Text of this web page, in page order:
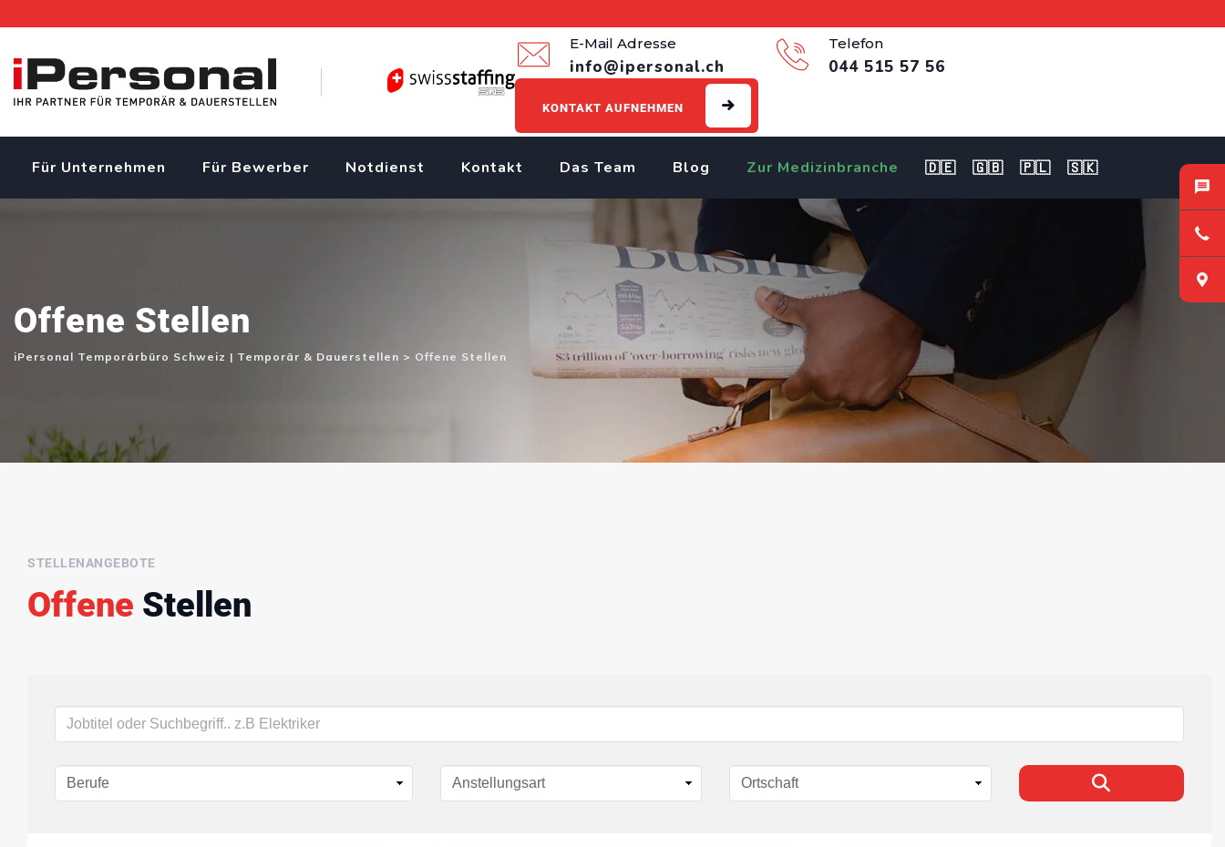
E-Mail Adresse
info@ipersonal.ch
Telefon
044 515 57 56
KONTAKT AUFNEHMEN
Für Unternehmen Für Bewerber Notdienst Kontakt Das Team Blog Zur Medizinbranche 🇩🇪 🇬🇧 🇵🇱 🇸🇰
Offene Stellen
iPersonal Temporärbüro Schweiz | Temporär & Dauerstellen > Offene Stellen
STELLENANGEBOTE
Offene Stellen